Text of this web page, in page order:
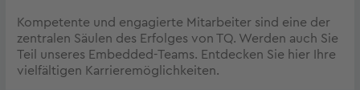
Kompetente und engagierte Mitarbeiter sind eine der
zentralen Säulen des Erfolges von TQ. Werden auch Sie
Teil unseres Embedded-Teams. Entdecken Sie hier Ihre
vielfältigen Karrieremöglichkeiten.